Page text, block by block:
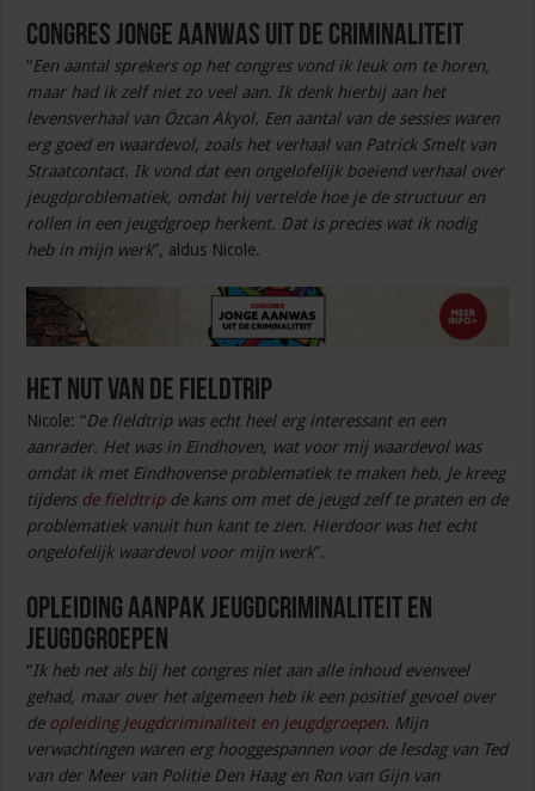
Congres Jonge aanwas uit de criminaliteit
“Een aantal sprekers op het congres vond ik leuk om te horen,
maar had ik zelf niet zo veel aan. Ik denk hierbij aan het
levensverhaal van Özcan Akyol. Een aantal van de sessies waren
erg goed en waardevol, zoals het verhaal van Patrick Smelt van
Straatcontact. Ik vond dat een ongelofelijk boeiend verhaal over
jeugdproblematiek, omdat hij vertelde hoe je de structuur en
rollen in een jeugdgroep herkent. Dat is precies wat ik nodig
heb in mijn werk”, aldus Nicole.
Het nut van de fieldtrip
Nicole: “De fieldtrip was echt heel erg interessant en een
aanrader. Het was in Eindhoven, wat voor mij waardevol was
omdat ik met Eindhovense problematiek te maken heb. Je kreeg
tijdens de fieldtripde kans om met de jeugd zelf te praten en de
problematiek vanuit hun kant te zien. Hierdoor was het echt
ongelofelijk waardevol voor mijn werk”.
Opleiding Aanpak jeugdcriminaliteit en
jeugdgroepen
“Ik heb net als bij het congres niet aan alle inhoud evenveel
gehad, maar over het algemeen heb ik een positief gevoel over
de opleiding Jeugdcriminaliteit en jeugdgroepen. Mijn
verwachtingen waren erg hooggespannen voor de lesdag van Ted
van der Meer van Politie Den Haag en Ron van Gijn van